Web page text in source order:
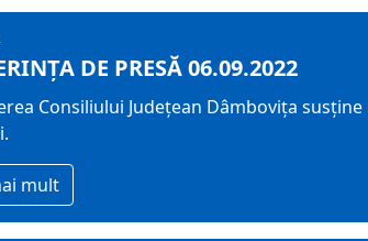
DE PRESĂ 06.09.2022
Consiliului Județean Dâmbovița
mult